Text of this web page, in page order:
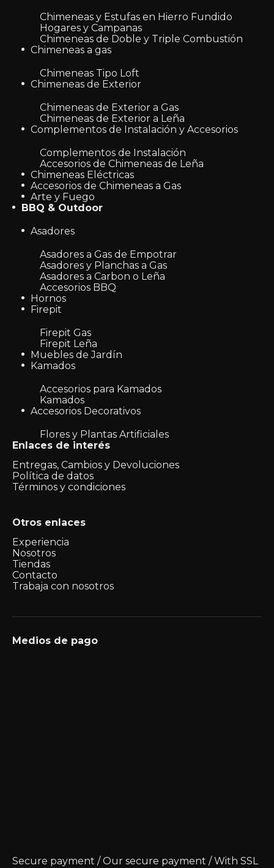
Chimeneas y Estufas en Hierro Fundido
Hogares y Campanas
Chimeneas de Doble y Triple Combustión
Chimeneas a gas
Chimeneas Tipo Loft
Chimeneas de Exterior
Chimeneas de Exterior a Gas
Chimeneas de Exterior a Leña
Complementos de Instalación y Accesorios
Complementos de Instalación
Accesorios de Chimeneas de Leña
Chimeneas Eléctricas
Accesorios de Chimeneas a Gas
Arte y Fuego
BBQ & Outdoor
Asadores
Asadores a Gas de Empotrar
Asadores y Planchas a Gas
Asadores a Carbon o Leña
Accesorios BBQ
Hornos
Firepit
Firepit Gas
Firepit Leña
Muebles de Jardín
Kamados
Accesorios para Kamados
Kamados
Accesorios Decorativos
Flores y Plantas Artificiales
Enlaces de interés
Entregas, Cambios y Devoluciones
Política de datos
Términos y condiciones
Otros enlaces
Experiencia
Nosotros
Tiendas
Contacto
Trabaja con nosotros
Medios de pago
Secure payment / Our secure payment / With SSL